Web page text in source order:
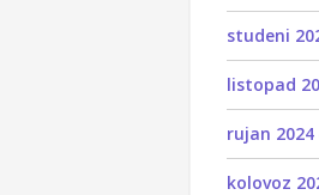
studeni
listopad
rujan 2024
kolovoz